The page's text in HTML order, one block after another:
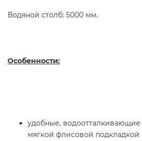
Водяной столб: 5000 мм.
Особенности:
удобные, водоотталкивающие
мягкой флисовой подкладкой